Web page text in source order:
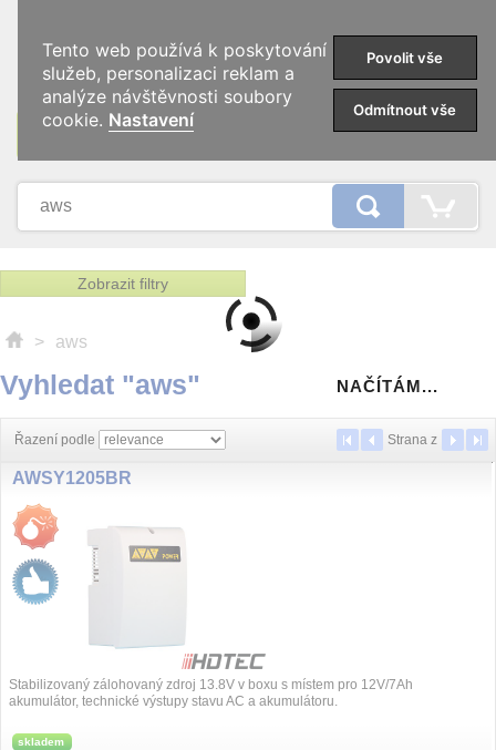
KATEGORIE
Zobrazit filtry
> aws
Vyhledat "aws"
Řazení podle Strana z
NAČÍTÁM...
AWSY1205BR
Stabilizovaný zálohovaný zdroj 13.8V v boxu s místem pro 12V/7Ah
akumulátor, technické výstupy stavu AC a akumulátoru.
skladem
Tento web používá k poskytování
služeb, personalizaci reklam a
analýze návštěvnosti soubory
cookie. Nastavení
Povolit vše
Odmítnout vše